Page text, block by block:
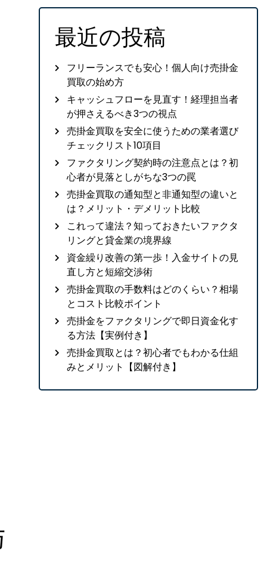
最近の投稿
フリーランスでも安心！個人向け売掛金
買取の始め方
キャッシュフローを見直す！経理担当者
が押さえるべき3つの視点
売掛金買取を安全に使うための業者選び
チェックリスト10項目
ファクタリング契約時の注意点とは？初
心者が見落としがちな3つの罠
売掛金買取の通知型と非通知型の違いと
は？メリット・デメリット比較
これって違法？知っておきたいファクタ
リングと貸金業の境界線
資金繰り改善の第一歩！入金サイトの見
直し方と短縮交渉術
売掛金買取の手数料はどのくらい？相場
とコスト比較ポイント
売掛金をファクタリングで即日資金化す
る方法【実例付き】
売掛金買取とは？初心者でもわかる仕組
みとメリット【図解付き】